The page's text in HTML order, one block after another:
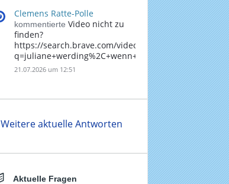
Clemens Ratte-Polle
kommentierte Video nicht zu
finden?
https://search.brave.com/videos?
21.07.2026 um 12:51
Weitere aktuelle Antworten
Aktuelle Fragen